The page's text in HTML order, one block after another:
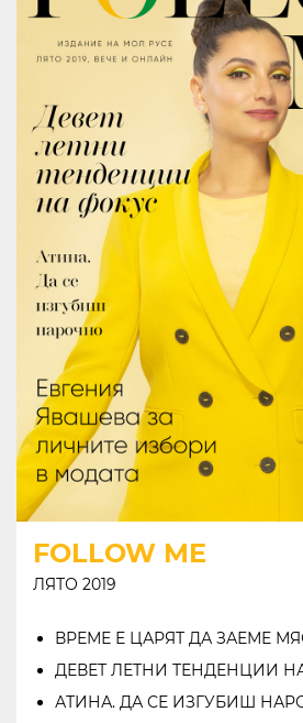
FOLLOW ME
ЛЯТО 2019
ВРЕМЕ Е ЦАРЯТ ДА ЗАЕМЕ
ДЕВЕТ ЛЕТНИ ТЕНДЕНЦИИ
АТИНА. ДА СЕ ИЗГУБИШ
KABOOM
КИНО
ЗА МОЛ РУСЕ
КОНТАКТИ
10:00 - 21:30
Следвайте ни
В СОЦИАЛНИТЕ
ПОЛИТИКА ЗА ИЗПОЛЗВАНЕ НА БИСКВИТКИ
ПОЛИТИКА ЗА ОБРАБОТВАНЕ И СИГУРНОСТ НА